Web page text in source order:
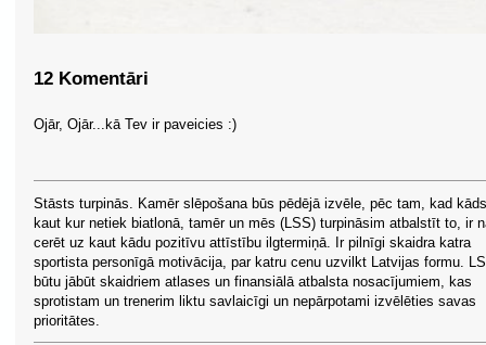
12 Komentāri
Ojār, Ojār...kā Tev ir paveicies :)
Stāsts turpinās. Kamēr slēpošana būs pēdējā izvēle, pēc tam, kad kāds
kaut kur netiek biatlonā, tamēr un mēs (LSS) turpināsim atbalstīt to, ir
cerēt uz kaut kādu pozitīvu attīstību ilgtermiņā. Ir pilnīgi skaidra katra
sportista personīgā motivācija, par katru cenu uzvilkt Latvijas formu.
būtu jābūt skaidriem atlases un finansiālā atbalsta nosacījumiem, kas
sprotistam un trenerim liktu savlaicīgi un nepārpotami izvēlēties savas
prioritātes.